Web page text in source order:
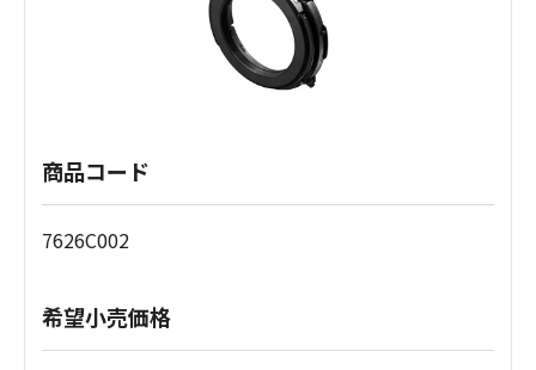
商品コード
7626C002
希望小売価格